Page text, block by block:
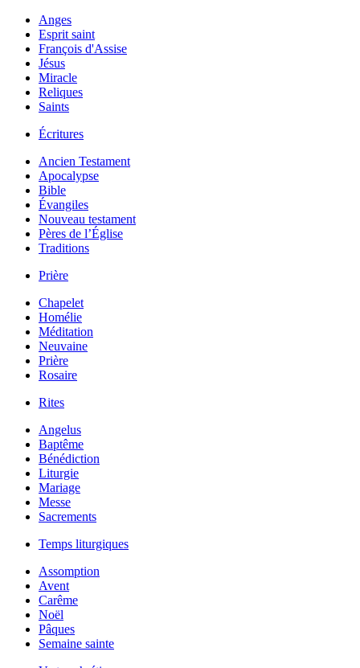
Anges
Esprit saint
François d'Assise
Jésus
Miracle
Reliques
Saints
Écritures
Ancien Testament
Apocalypse
Bible
Évangiles
Nouveau testament
Pères de l’Église
Traditions
Prière
Chapelet
Homélie
Méditation
Neuvaine
Prière
Rosaire
Rites
Angelus
Baptême
Bénédiction
Liturgie
Mariage
Messe
Sacrements
Temps liturgiques
Assomption
Avent
Carême
Noël
Pâques
Semaine sainte